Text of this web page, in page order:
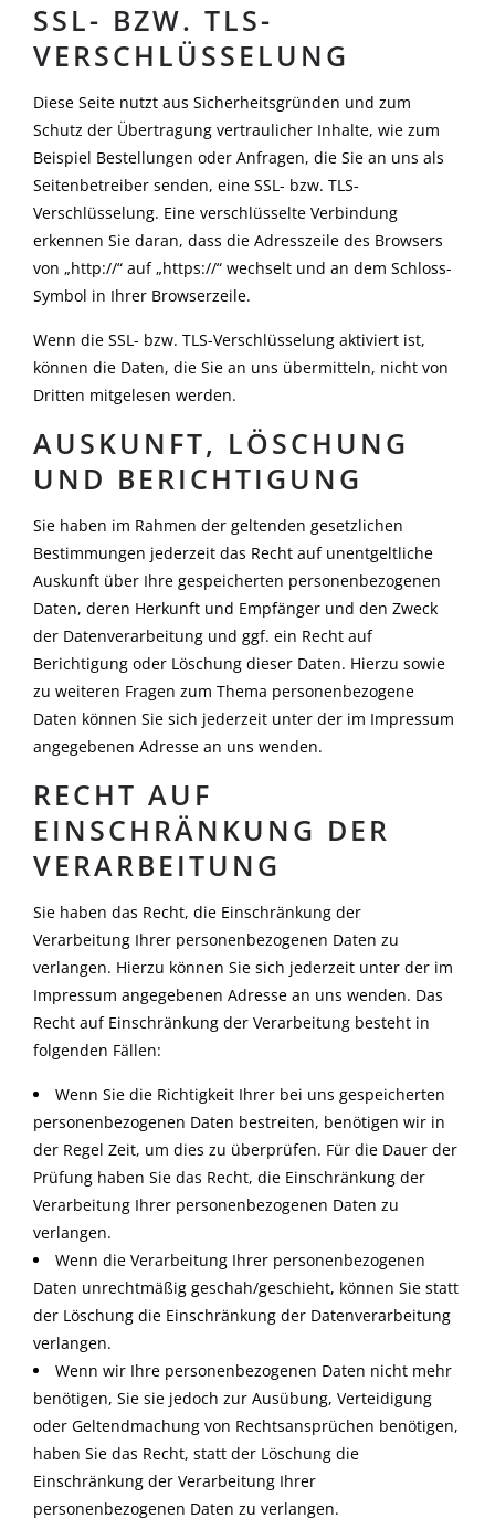
SSL- BZW. TLS-
VERSCHLÜSSELUNG
Diese Seite nutzt aus Sicherheitsgründen und zum
Schutz der Übertragung vertraulicher Inhalte, wie zum
Beispiel Bestellungen oder Anfragen, die Sie an uns als
Seitenbetreiber senden, eine SSL- bzw. TLS-
Verschlüsselung. Eine verschlüsselte Verbindung
erkennen Sie daran, dass die Adresszeile des Browsers
von „http://“ auf „https://“ wechselt und an dem Schloss-
Symbol in Ihrer Browserzeile.
Wenn die SSL- bzw. TLS-Verschlüsselung aktiviert ist,
können die Daten, die Sie an uns übermitteln, nicht von
Dritten mitgelesen werden.
AUSKUNFT, LÖSCHUNG
UND BERICHTIGUNG
Sie haben im Rahmen der geltenden gesetzlichen
Bestimmungen jederzeit das Recht auf unentgeltliche
Auskunft über Ihre gespeicherten personenbezogenen
Daten, deren Herkunft und Empfänger und den Zweck
der Datenverarbeitung und ggf. ein Recht auf
Berichtigung oder Löschung dieser Daten. Hierzu sowie
zu weiteren Fragen zum Thema personenbezogene
Daten können Sie sich jederzeit unter der im Impressum
angegebenen Adresse an uns wenden.
RECHT AUF
EINSCHRÄNKUNG DER
VERARBEITUNG
Sie haben das Recht, die Einschränkung der
Verarbeitung Ihrer personenbezogenen Daten zu
verlangen. Hierzu können Sie sich jederzeit unter der im
Impressum angegebenen Adresse an uns wenden. Das
Recht auf Einschränkung der Verarbeitung besteht in
folgenden Fällen:
Wenn Sie die Richtigkeit Ihrer bei uns gespeicherten
personenbezogenen Daten bestreiten, benötigen wir in
der Regel Zeit, um dies zu überprüfen. Für die Dauer der
Prüfung haben Sie das Recht, die Einschränkung der
Verarbeitung Ihrer personenbezogenen Daten zu
verlangen.
Wenn die Verarbeitung Ihrer personenbezogenen
Daten unrechtmäßig geschah/geschieht, können Sie statt
der Löschung die Einschränkung der Datenverarbeitung
verlangen.
Wenn wir Ihre personenbezogenen Daten nicht mehr
benötigen, Sie sie jedoch zur Ausübung, Verteidigung
oder Geltendmachung von Rechtsansprüchen benötigen,
haben Sie das Recht, statt der Löschung die
Einschränkung der Verarbeitung Ihrer
personenbezogenen Daten zu verlangen.